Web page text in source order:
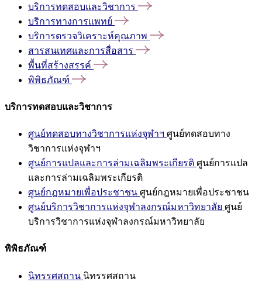
บริการทดสอบและวิชาการ
บริการทางการแพทย์
บริการตรวจวิเคราะห์คุณภาพ
สารสนเทศและการสื่อสาร
พื้นที่สร้างสรรค์
พิพิธภัณฑ์
บริการทดสอบและวิชาการ
ศูนย์ทดสอบทางวิชาการแห่งจุฬาฯ ศูนย์ทดสอบทาง
วิชาการแห่งจุฬาฯ
ศูนย์การแปลและการล่ามเฉลิมพระเกียรติ ศูนย์การแปล
และการล่ามเฉลิมพระเกียรติ
ศูนย์กฎหมายเพื่อประชาชน ศูนย์กฎหมายเพื่อประชาชน
ศูนย์บริการวิชาการแห่งจุฬาลงกรณ์มหาวิทยาลัย ศูนย์
บริการวิชาการแห่งจุฬาลงกรณ์มหาวิทยาลัย
พิพิธภัณฑ์
นิทรรศสถาน นิทรรศสถาน